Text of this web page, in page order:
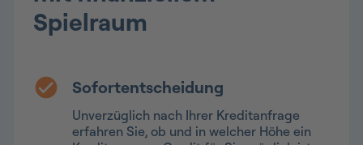
Spielraum
Sofortentscheidung
Unverzüglich nach Ihrer Kreditanfrage
erfahren Sie, ob und in welcher Höhe ein